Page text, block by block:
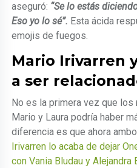
aseguró: “Se lo estás
Eso yo lo sé”. Esta ácida
emojis de fuegos.
Mario Irivarren
a ser
No es la primera vez que
Mario y Laura podría haber
diferencia es que ahora
Irivarren lo acaba de dejar
con Vania Bludau y Alejandra